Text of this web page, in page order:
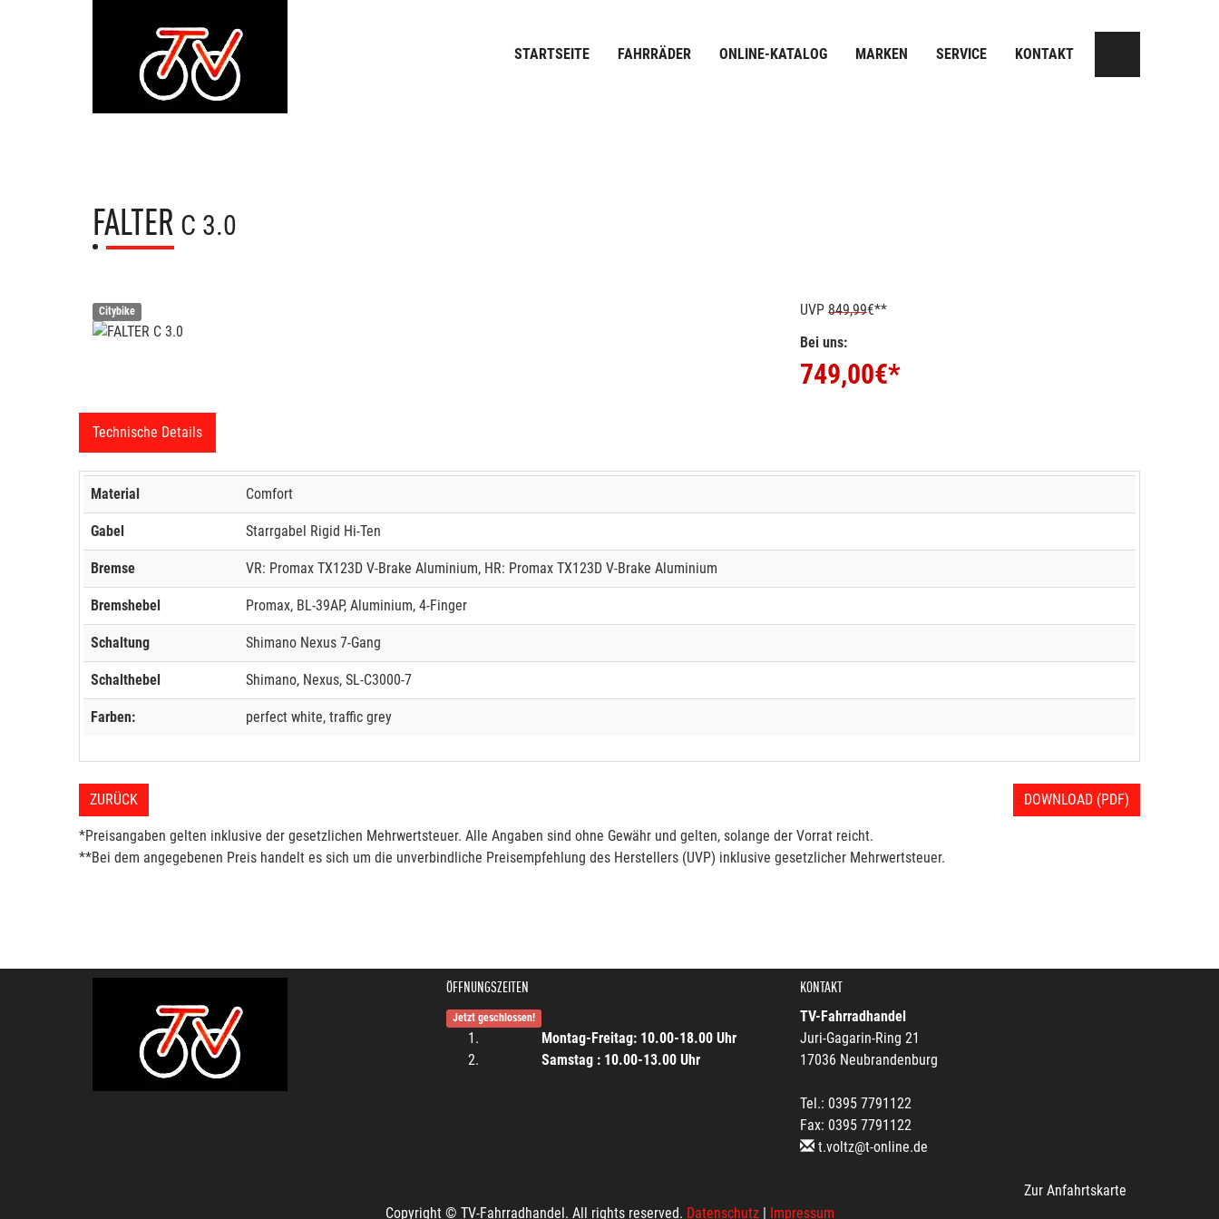
STARTSEITE FAHRRÄDER ONLINE-KATALOG MARKEN SERVICE KONTAKT
FALTER C 3.0
Citybike UVP 849,99€**
Bei uns:
749,00€*
Technische Details
Material Comfort
Gabel Starrgabel Rigid Hi-Ten
Bremse VR: Promax TX123D V-Brake Aluminium, HR: Promax TX123D V-Brake Aluminium
Bremshebel Promax, BL-39AP, Aluminium, 4-Finger
Schaltung Shimano Nexus 7-Gang
Schalthebel Shimano, Nexus, SL-C3000-7
Farben: perfect white, traffic grey
ZURÜCK DOWNLOAD (PDF)
*Preisangaben gelten inklusive der gesetzlichen Mehrwertsteuer. Alle Angaben sind ohne Gewähr und gelten, solange der Vorrat reicht.
**Bei dem angegebenen Preis handelt es sich um die unverbindliche Preisempfehlung des Herstellers (UVP) inklusive gesetzlicher Mehrwertsteuer.
ÖFFNUNGSZEITEN
Jetzt geschlossen!
Montag-Freitag: 10.00-18.00 Uhr
Samstag : 10.00-13.00 Uhr
KONTAKT
TV-Fahrradhandel
Juri-Gagarin-Ring 21
17036 Neubrandenburg
Tel.: 0395 7791122
Fax: 0395 7791122
t.voltz@t-online.de
Zur Anfahrtskarte
Copyright © TV-Fahrradhandel. All rights reserved. Datenschutz| Impressum